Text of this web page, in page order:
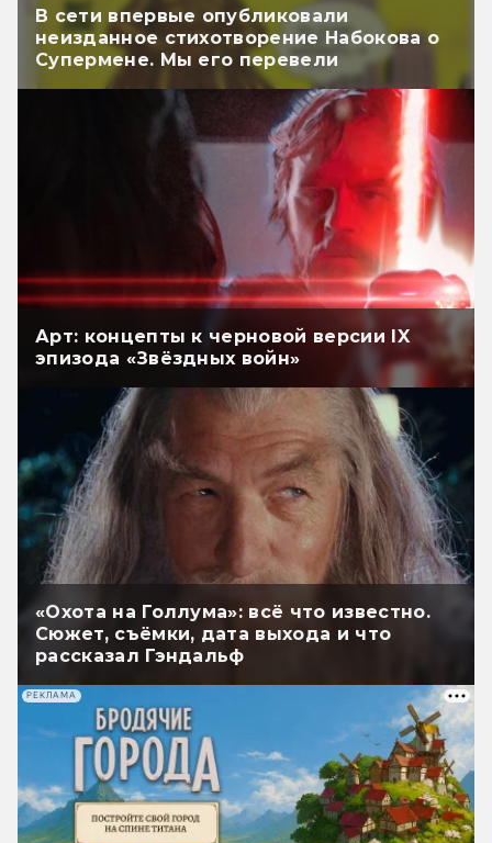
В сети впервые опубликовали
неизданное стихотворение Набокова о
Супермене. Мы его перевели
Арт: концепты к черновой версии IX
эпизода «Звёздных войн»
«Охота на Голлума»: всё что известно.
Сюжет, съёмки, дата выхода и что
рассказал Гэндальф
РЕКЛАМА